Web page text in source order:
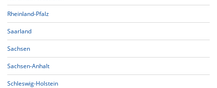
Rheinland-Pfalz
Saarland
Sachsen
Sachsen-Anhalt
Schleswig-Holstein